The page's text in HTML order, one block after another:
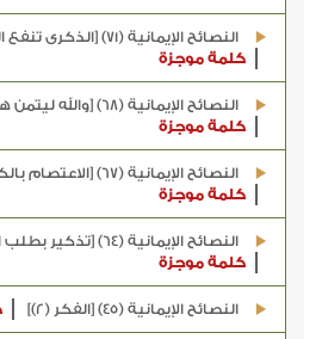
النصائح الإيمانية (71) [الذكرى تنفع المؤمنين]
كلمة موجزة
النصائح الإيمانية (68) [والله ليتمن هذا الأمر]
كلمة موجزة
النصائح الإيمانية (67) [الاعتصام بالكتاب والسنة]
كلمة موجزة
النصائح الإيمانية (64) [تذكير بطلب الآخرة والجنة]
كلمة موجزة
النصائح الإيمانية (45) [الفكر (2)]